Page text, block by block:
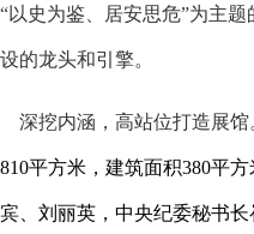
以史为鉴、居安思危”为主
的龙头和引擎。
深挖内涵，高站位打造展馆
810平方米，建筑面积380平方
、刘丽英，中央纪委秘书